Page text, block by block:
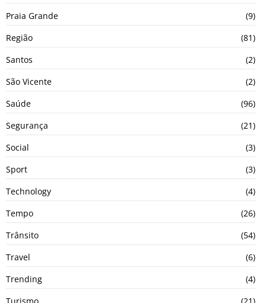
Praia Grande
(9)
Região
(81)
Santos
(2)
São Vicente
(2)
Saúde
(96)
Segurança
(21)
Social
(3)
Sport
(3)
Technology
(4)
Tempo
(26)
Trânsito
(54)
Travel
(6)
Trending
(4)
Turismo
(21)